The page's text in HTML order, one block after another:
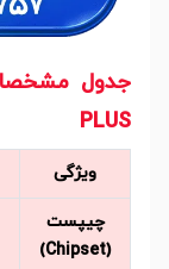
PLUS
ویژگی
چیپست
(Chipset)